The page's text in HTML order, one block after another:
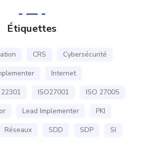
Étiquettes
CRS
Cybersécurité
Internet
ISO27001
ISO 27005
Lead Implementer
PKI
Réseaux SDD SDP
SI